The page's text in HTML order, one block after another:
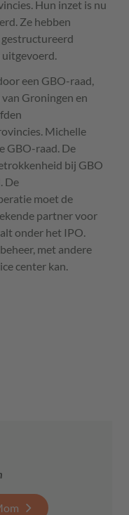
Hun inzet is nu
Ze hebben
een GBO-raad,
Groningen en
Michelle
GBO-raad. De
bij GBO
De
moet de
partner voor
onder het IPO
met andere
center kan.